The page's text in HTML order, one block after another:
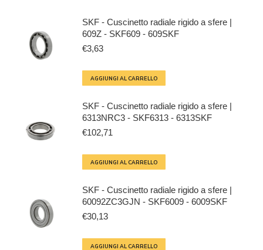
SKF - Cuscinetto radiale rigido a sfere |
609Z - SKF609 - 609SKF
€3,63
AGGIUNGI AL CARRELLO
SKF - Cuscinetto radiale rigido a sfere |
6313NRC3 - SKF6313 - 6313SKF
€102,71
AGGIUNGI AL CARRELLO
SKF - Cuscinetto radiale rigido a sfere |
60092ZC3GJN - SKF6009 - 6009SKF
€30,13
AGGIUNGI AL CARRELLO